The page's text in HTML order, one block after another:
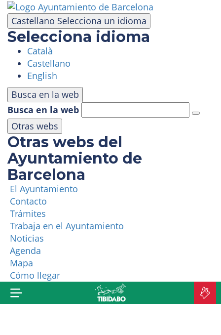
Castellano Selecciona un idioma
Selecciona idioma
Català
Castellano
English
Busca en la web
Busca en la web
Otras webs
Otras webs del
Ayuntamiento de
Barcelona
El Ayuntamiento
Contacto
Trámites
Trabaja en el Ayuntamiento
Noticias
Agenda
Mapa
Cómo llegar
Pasar
contenido
principal
VISITA
PARQUE DE ATRACCIONES
ÁREA PANORÁMICA
MASÍA TIBIDABO
FUNICULAR
TIBICLUB
¿QUIÉNES SOMOS?
MÁS PRODUCTOS